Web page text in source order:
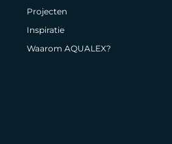
Projecten
Inspiratie
Waarom AQUALEX?